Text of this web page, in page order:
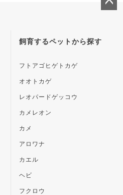
飼育するペットから探す
フトアゴヒゲトカゲ
オオトカゲ
レオパードゲッコウ
カメレオン
カメ
アロワナ
カエル
ヘビ
フクロウ